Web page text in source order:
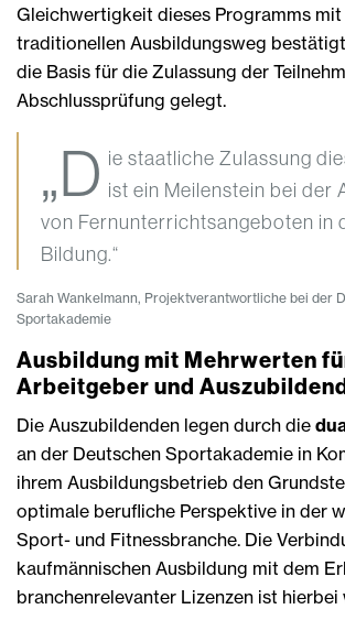
Gleichwertigkeit dieses Programms mit
traditionellen Ausbildungsweg
die Basis für die Zulassung der
Abschlussprüfung gelegt.
„D ie staatliche Zulassung
ist ein Meilenstein bei der
von Fernunterrichtsangeboten in
Bildung.“
Sarah Wankelmann, Projektverantwortliche bei der
Sportakademie
Ausbildung mit Mehrwerten
Arbeitgeber und
Die Auszubildenden legen durch die
an der Deutschen Sportakademie in
ihrem Ausbildungsbetrieb den
optimale berufliche Perspektive in der
Sport- und Fitnessbranche. Die
kaufmännischen Ausbildung mit dem
branchenrelevanter Lizenzen ist hierbei